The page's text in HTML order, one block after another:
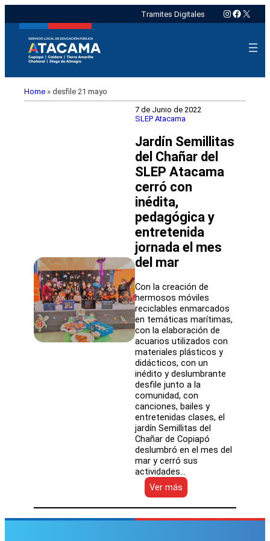
Tramites Digitales Instagram
X
Home » desfile 21 mayo
7 de Junio de 2022
SLEP Atacama
Jardín Semillitas
del Chañar del
SLEP Atacama
cerró con
inédita,
pedagógica y
entretenida
jornada el mes
del mar
Con la creación de
hermosos móviles
reciclables enmarcados
en temáticas marítimas,
con la elaboración de
acuarios utilizados con
materiales plásticos y
didácticos, con un
inédito y deslumbrante
desfile junto a la
comunidad, con
canciones, bailes y
entretenidas clases, el
jardín Semillitas del
Chañar de Copiapó
deslumbró en el mes del
mar y cerró sus
actividades…
Ver más
Jardín
Semillitas
del